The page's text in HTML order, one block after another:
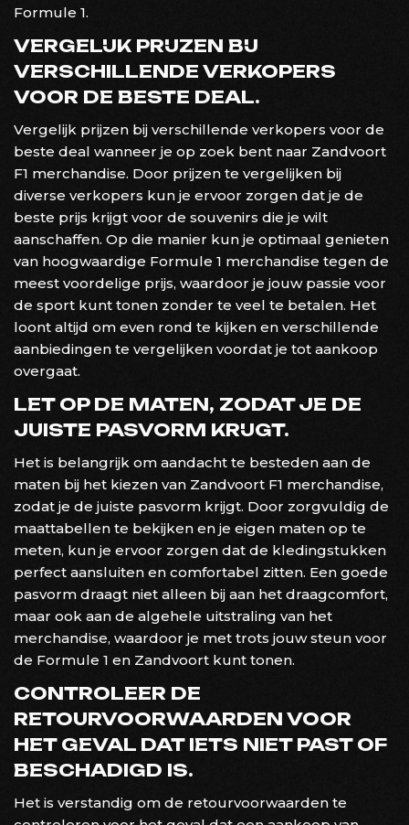
Formule 1.
VERGELIJK PRIJZEN BIJ
VERSCHILLENDE VERKOPERS
VOOR DE BESTE DEAL.
Vergelijk prijzen bij verschillende verkopers voor de
beste deal wanneer je op zoek bent naar Zandvoort
F1 merchandise. Door prijzen te vergelijken bij
diverse verkopers kun je ervoor zorgen dat je de
beste prijs krijgt voor de souvenirs die je wilt
aanschaffen. Op die manier kun je optimaal genieten
van hoogwaardige Formule 1 merchandise tegen de
meest voordelige prijs, waardoor je jouw passie voor
de sport kunt tonen zonder te veel te betalen. Het
loont altijd om even rond te kijken en verschillende
aanbiedingen te vergelijken voordat je tot aankoop
overgaat.
LET OP DE MATEN, ZODAT JE DE
JUISTE PASVORM KRIJGT.
Het is belangrijk om aandacht te besteden aan de
maten bij het kiezen van Zandvoort F1 merchandise,
zodat je de juiste pasvorm krijgt. Door zorgvuldig de
maattabellen te bekijken en je eigen maten op te
meten, kun je ervoor zorgen dat de kledingstukken
perfect aansluiten en comfortabel zitten. Een goede
pasvorm draagt niet alleen bij aan het draagcomfort,
maar ook aan de algehele uitstraling van het
merchandise, waardoor je met trots jouw steun voor
de Formule 1 en Zandvoort kunt tonen.
CONTROLEER DE
RETOURVOORWAARDEN VOOR
HET GEVAL DAT IETS NIET PAST OF
BESCHADIGD IS.
Het is verstandig om de retourvoorwaarden te